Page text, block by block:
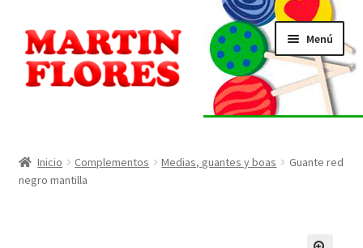
Ir
la
navegación
Ir
al
contenido
Menú
Tienda
Inicio Complementos Medias, guantes y boas
Guante red
negro mantilla